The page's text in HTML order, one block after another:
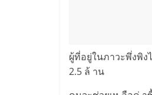
ผู้ที่อยู่ในภาวะพึ่งพิง
2.5 ล้ าน